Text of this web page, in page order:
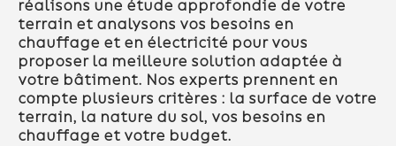
réalisons une étude approfondie de votre
terrain et analysons vos besoins en
chauffage et en électricité pour vous
proposer la meilleure solution adaptée à
votre bâtiment. Nos experts prennent en
compte plusieurs critères : la surface de votre
terrain, la nature du sol, vos besoins en
chauffage et votre budget.